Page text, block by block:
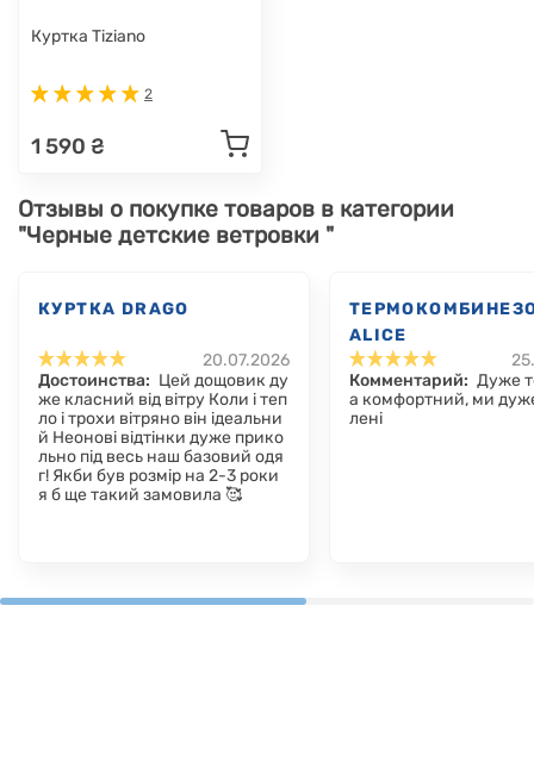
Куртка Tiziano
2
1 590 ₴
Отзывы о покупке товаров в категории
"Черные детские ветровки "
КУРТКА DRAGO
20.07.2026
Достоинства: Цей дощовик ду
же класний від вітру Коли і теп
ло і трохи вітряно він ідеальни
й Неонові відтінки дуже прико
льно під весь наш базовий одя
г! Якби був розмір на 2-3 роки
я б ще такий замовила 🥰
ALICE
Комментарий: Дуже
а комфортний, ми
лені